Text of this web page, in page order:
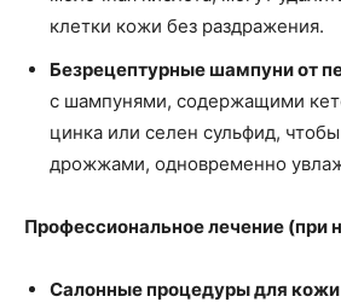
клетки кожи без раздражения.
Безрецептурные шампуни от
с шампунями, содержащими
цинка или селен сульфид,
дрожжами, одновременно
Профессиональное лечение (при
Салонные процедуры для